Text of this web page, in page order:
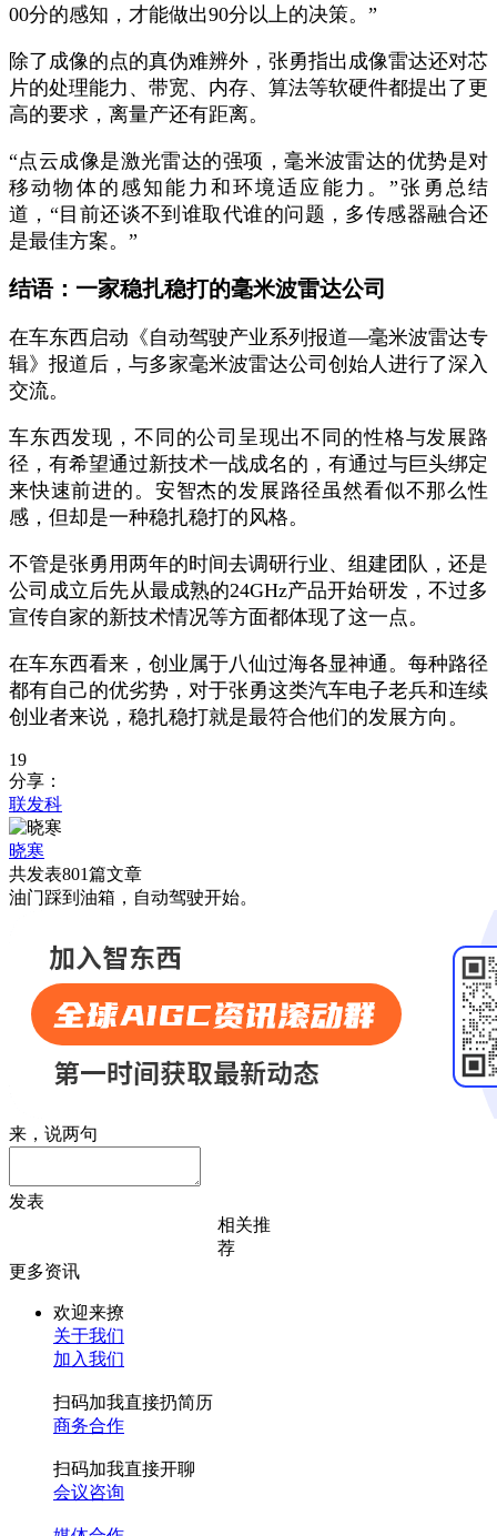
00分的感知，才能做出90分以上的决策。 ”
除了成像的点的真伪难辨外 ，张勇指出成像雷达还对芯
片的处理能力、带宽、内存、算法等软硬件都提出了更
高的要求，离量产还有距离。
“点云成像是激光雷达的强项，毫米波雷达的优势是对
移动物体的感知能力 和环境适应能力。”张勇总结
道， “目前还谈不到谁取代谁的问题，多传感器融合还
是最佳方案。 ”
结语：一家稳扎稳打的毫米波雷达公司
在车东西启动《自动驾驶产业系列报道—毫米波雷达专
辑》报道后，与多家毫米波雷达公司创始人进行了深入
交流。
车东西发现，不同的公司呈现出不同的性格与发展路
径，有希望通过新技术一战成名的，有通过与巨头绑定
来快速前进的。安智杰的发展路径虽然看似不那么性
感，但却是一种稳扎稳打的风格。
不管是张勇用两年的时间去调研行业、组建团队，还是
公司成立后先从最成熟的24GHz产品开始研发，不过多
宣传自家的新技术情况等方面都体现了这一点。
在车东西看来，创业属于八仙过海各显神通。每种路径
都有自己的优劣势，对于张勇这类汽车电子老兵和连续
创业者来说，稳扎稳打就是最符合他们的发展方向。
19
分享：
联发科
晓寒
共发表801篇文章
油门踩到油箱，自动驾驶开始。
来，说两句
发表
相关推
荐
更多资讯
欢迎来撩
关于我们
加入我们
扫码加我直接扔简历
商务合作
扫码加我直接开聊
会议咨询